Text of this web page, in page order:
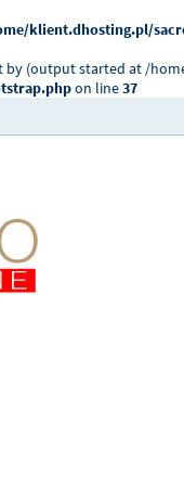
klient.dhosting.pl/
(output started at /
on line37